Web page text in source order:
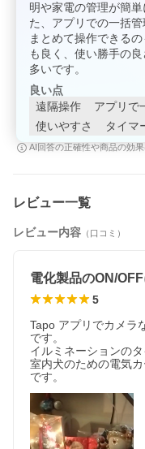
明や家電の管理が簡
た、アプリでの一括
まとめて操作できる
も良く、使い勝手の
多いです。
良い点
遠隔操作
アプリで
使いやすさ
タイマ
AI回答の正確性や商品の効
レビュー一覧
レビュー内容 （口コミ）
電化製品のON/
5
Tapo アプリでカメラ
です。
イルミネーションの
室内犬のための電気
です。